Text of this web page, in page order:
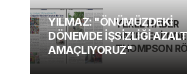
YILMAZ: "ÖNÜMÜZDEKİ
DÖNEMDE İŞSİZLİĞİ
AMAÇLIYORUZ"
YEREL HABER
THOMPSON